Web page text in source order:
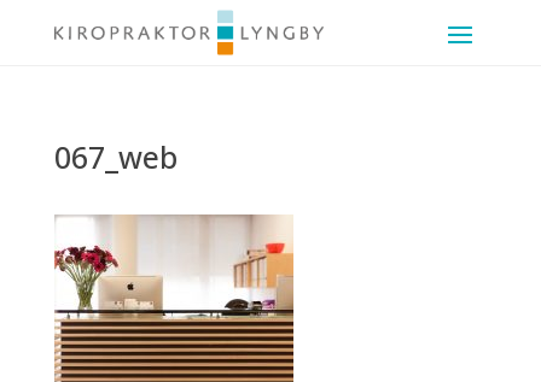
067_web